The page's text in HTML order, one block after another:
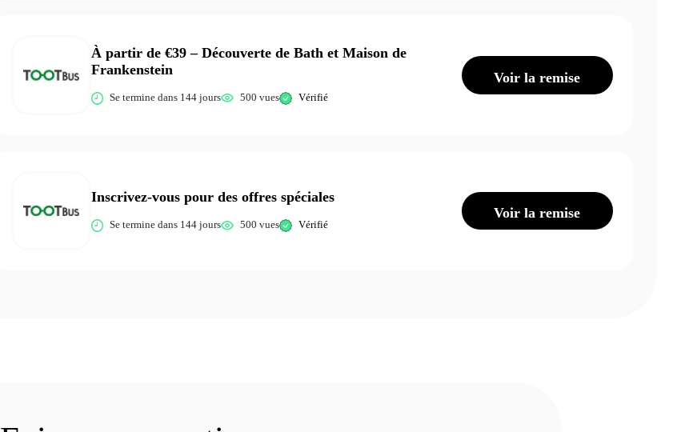
À partir de €39 – Découverte de Bath et Maison de
Frankenstein
Se termine dans 144 jours 500 vues Vérifié
Voir la remise
Inscrivez-vous pour des offres spéciales
Se termine dans 144 jours 500 vues Vérifié
Voir la remise